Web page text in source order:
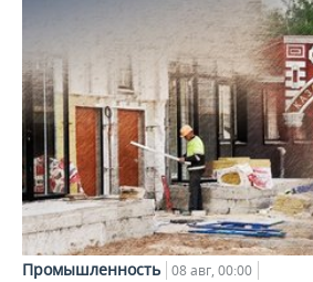
Промышленность 08 авг, 00:00